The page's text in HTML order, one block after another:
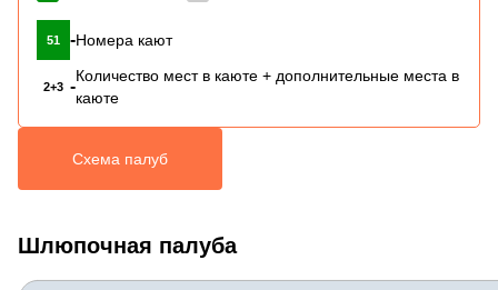
51 -Номера кают
2+3 -
Количество мест в каюте + дополнительные места в
каюте
Схема палуб
Шлюпочная палуба